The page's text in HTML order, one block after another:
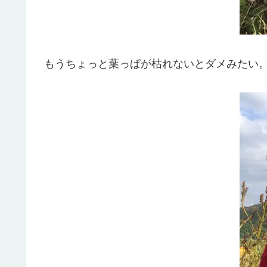
もうちょっと葉っぱが枯れないとダメみたい